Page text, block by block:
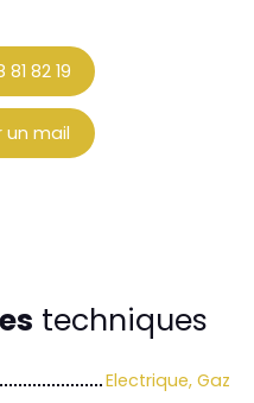
81 82 19
un mail
techniques
Electrique, Gaz